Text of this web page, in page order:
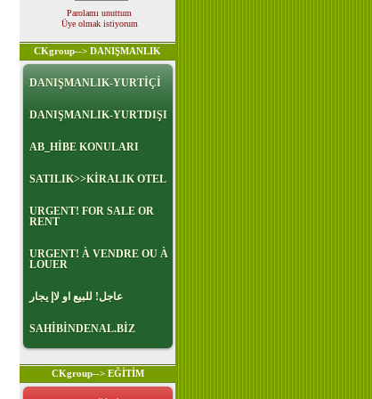
Parolamı unuttum
Üye olmak istiyorum
CKgroup--> DANIŞMANLIK
DANIŞMANLIK-YURTİÇİ
DANIŞMANLIK-YURTDIŞI
AB_HİBE KONULARI
SATILIK>>KİRALIK OTEL
URGENT! FOR SALE OR
RENT
URGENT! À VENDRE OU À
LOUER
عاجل! للبيع او لاإ يجار
SAHİBİNDENAL.BİZ
CKgroup--> EĞİTİM